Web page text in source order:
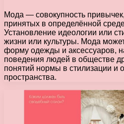
Мода — совокупность
принятых в определённой
Установление идеологии или
жизни или культуры. Мода
форму одежды и аксессуаров,
поведения людей в обществе
понятий нормы в стилизации и
пространства.